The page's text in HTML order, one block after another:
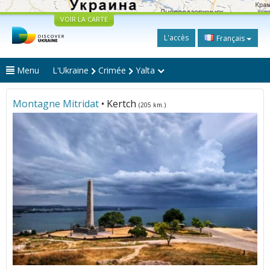
VOIR LA CARTE
L'accès Français
Menu L'Ukraine Crimée Yalta
Montagne Mitridat • Kertch (205 km.)